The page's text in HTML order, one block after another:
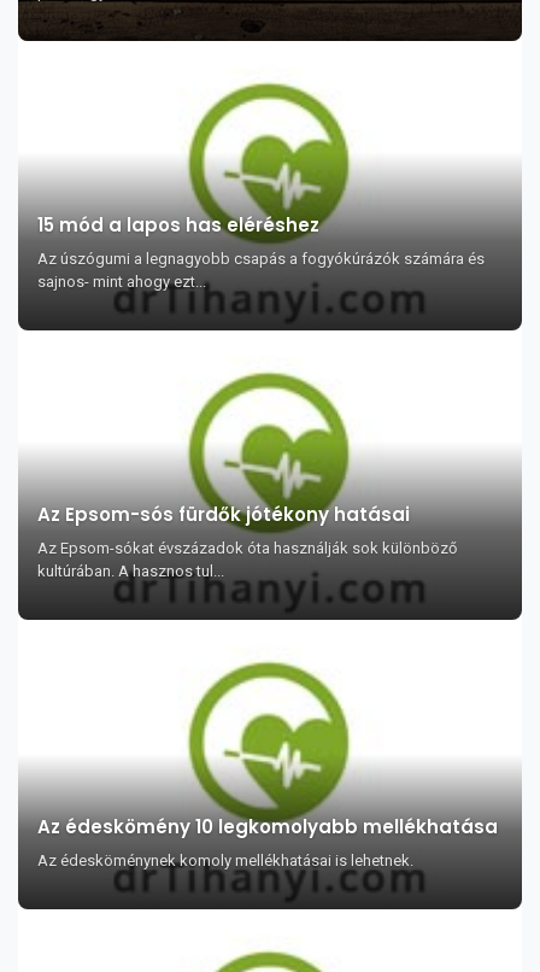
15 mód a lapos has eléréshez
Az úszógumi a legnagyobb csapás a fogyókúrázók számára és
sajnos- mint ahogy ezt...
Az Epsom-sós fürdők jótékony hatásai
Az Epsom-sókat évszázadok óta használják sok különböző
kultúrában. A hasznos tul...
Az édeskömény 10 legkomolyabb mellékhatása
Az édesköménynek komoly mellékhatásai is lehetnek.